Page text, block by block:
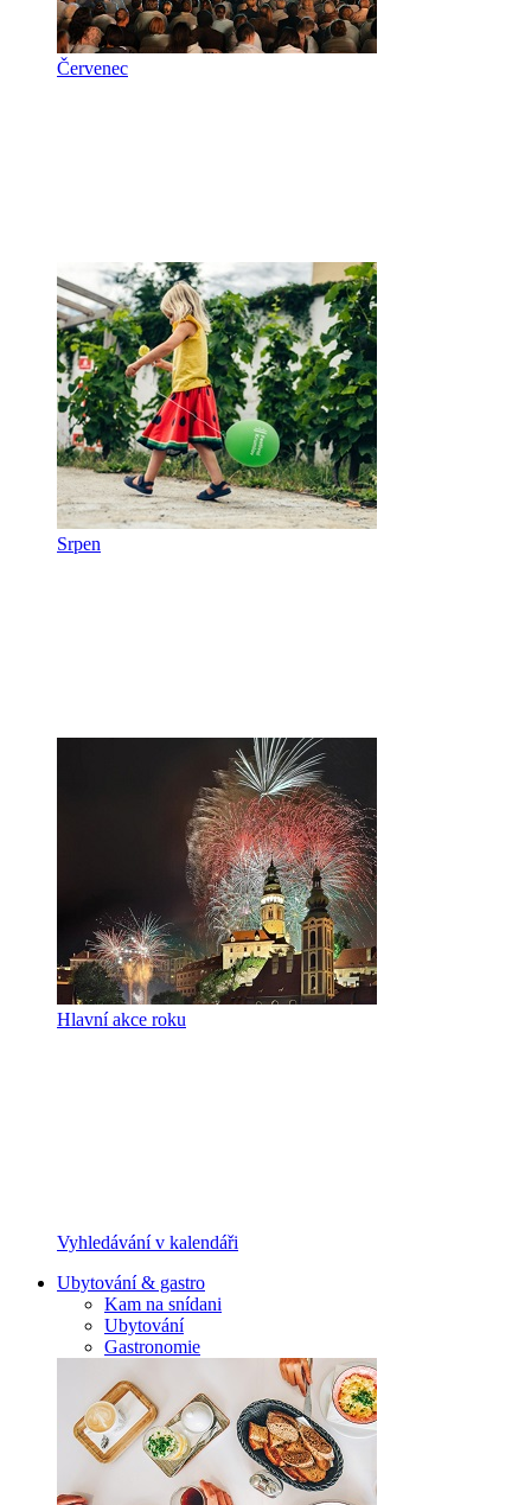
Červenec
Srpen
Hlavní akce roku
Vyhledávání v kalendáři
Ubytování & gastro
Kam na snídani
Ubytování
Gastronomie